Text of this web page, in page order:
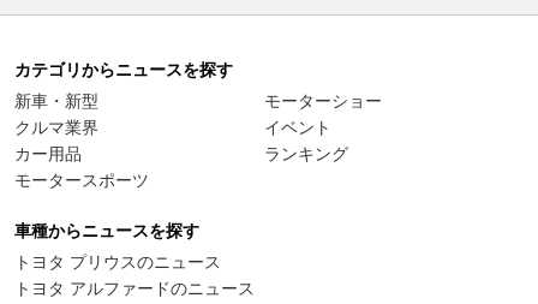
カテゴリからニュースを探す
新車・新型
クルマ業界
カー用品
モータースポーツ
モーターショー
イベント
ランキング
車種からニュースを探す
トヨタ プリウスのニュース
トヨタ アルファードのニュース